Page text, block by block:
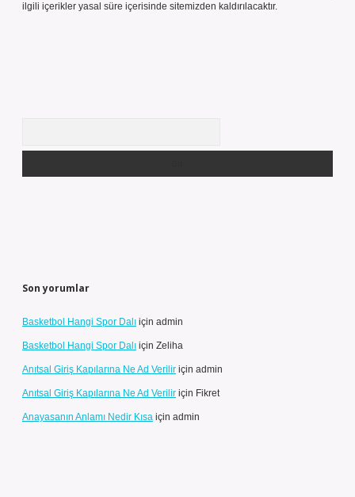
ilgili içerikler yasal süre içerisinde sitemizden kaldırılacaktır.
Son yorumlar
Basketbol Hangi Spor Dalı için admin
Basketbol Hangi Spor Dalı için Zeliha
Anıtsal Giriş Kapılarına Ne Ad Verilir için admin
Anıtsal Giriş Kapılarına Ne Ad Verilir için Fikret
Anayasanın Anlamı Nedir Kısa için admin